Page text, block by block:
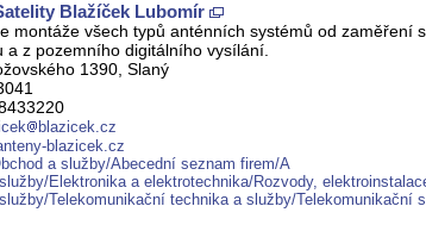
Blažíček Lubomír
montáže všech typů anténních systémů od
a z pozemního digitálního vysílání.
1390, Slaný
blazicek.cz
blazicek.cz
a služby/Abecední seznam firem/A
Elektronika a elektrotechnika/Rozvody,
Telekomunikační technika a služby/Telekomunikační